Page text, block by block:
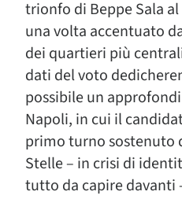
trionfo di Beppe Sala
una volta accentuato
dei quartieri più
dati del voto
possibile un
Napoli, in cui il
primo turno sostenuto
Stelle – in crisi di
tutto da capire davanti